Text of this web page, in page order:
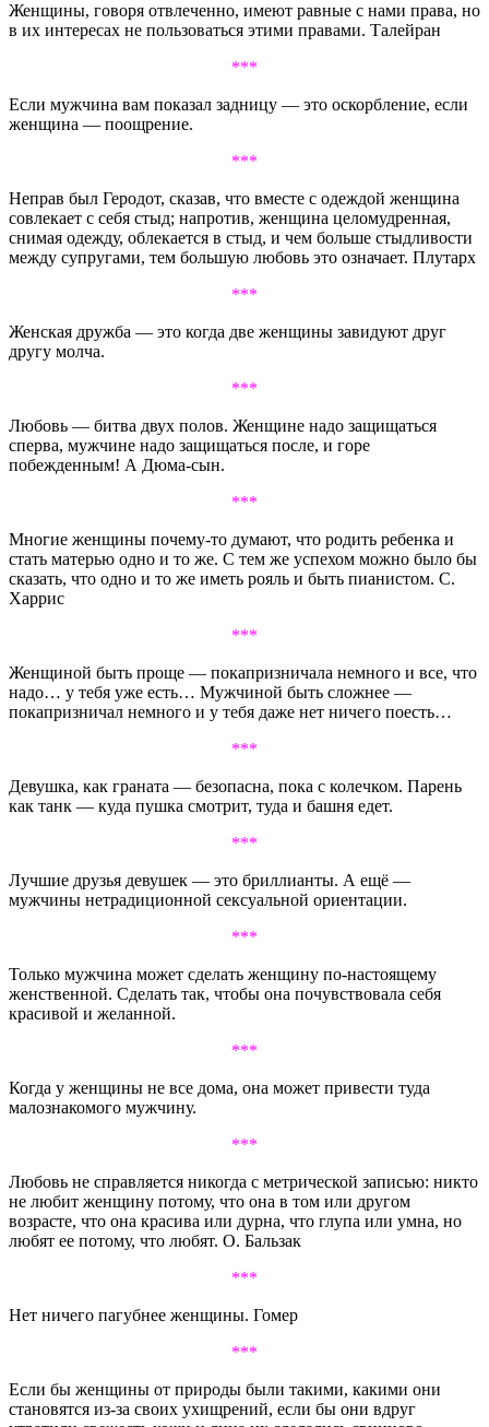
Женщины, говоря отвлеченно, имеют равные с нами права, но
в их интересах не пользоваться этими правами. Талейран
***
Если мужчина вам показал задницу — это оскорбление, если
женщина — поощрение.
***
Неправ был Геродот, сказав, что вместе с одеждой женщина
совлекает с себя стыд; напротив, женщина целомудренная,
снимая одежду, облекается в стыд, и чем больше стыдливости
между супругами, тем большую любовь это означает. Плутарх
***
Женская дружба — это когда две женщины завидуют друг
другу молча.
***
Любовь — битва двух полов. Женщине надо защищаться
сперва, мужчине надо защищаться после, и горе
побежденным! А Дюма-сын.
***
Многие женщины почему-то думают, что родить ребенка и
стать матерью одно и то же. С тем же успехом можно было бы
сказать, что одно и то же иметь рояль и быть пианистом. С.
Харрис
***
Женщиной быть проще — покапризничала немного и все, что
надо… у тебя уже есть… Мужчиной быть сложнее —
покапризничал немного и у тебя даже нет ничего поесть…
***
Девушка, как граната — безопасна, пока с колечком. Парень
как танк — куда пушка смотрит, туда и башня едет.
***
Лучшие друзья девушек — это бриллианты. А ещё —
мужчины нетрадиционной сексуальной ориентации.
***
Только мужчина может сделать женщину по-настоящему
женственной. Сделать так, чтобы она почувствовала себя
красивой и желанной.
***
Когда у женщины не все дома, она может привести туда
малознакомого мужчину.
***
Любовь не справляется никогда с метрической записью: никто
не любит женщину потому, что она в том или другом
возрасте, что она красива или дурна, что глупа или умна, но
любят ее потому, что любят. О. Бальзак
***
Нет ничего пагубнее женщины. Гомер
***
Если бы женщины от природы были такими, какими они
становятся из-за своих ухищрений, если бы они вдруг